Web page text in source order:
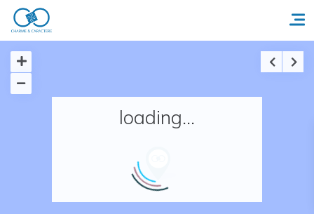
Accueil
Nos adresses en France
loading...